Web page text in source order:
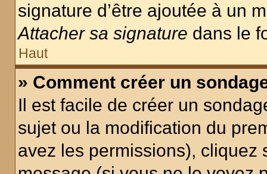
signature d’être ajoutée à un
Attacher sa signature dans le
Haut
» Comment créer un
Il est facile de créer un
sujet ou la modification du
avez les permissions), cliquez